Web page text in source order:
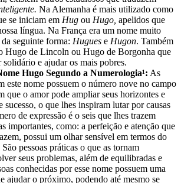
Na Alemanha é mais utilizado como
se iniciam em Hug ou Hugo, apelidos que
língua. Na França era um nome muito
seguinte forma: Hugues e Hugon. Também
Hugo de Lincoln ou Hugo de Borgonha que
e ajudar os mais pobres.
Hugo Segundo a Numerologia¹: As
este nome possuem o número nove no campo
que o amor pode ampliar seus horizontes e
sucesso, o que lhes inspiram lutar por causas
de expressão é o seis que lhes trazem
importantes, como: a perfeição e atenção que
possui um olhar sensível em termos do
pessoas práticas o que as tornam
seus problemas, além de equilibradas e
conhecidas por esse nome possuem uma
ajudar o próximo, podendo até mesmo se